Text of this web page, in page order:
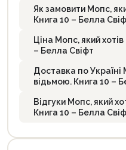
Як замовити Мопс,
Книга 10 – Белла
Ціна Мопс, який
– Белла Свіфт
Доставка по Україні
відьмою. Книга 10 –
Відгуки Мопс, який
Книга 10 – Белла